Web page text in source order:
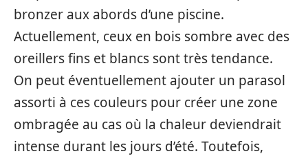
bronzer aux abords d’une piscine.
Actuellement, ceux en bois sombre avec des
oreillers fins et blancs sont très tendance.
On peut éventuellement ajouter un parasol
assorti à ces couleurs pour créer une zone
ombragée au cas où la chaleur deviendrait
intense durant les jours d’été. Toutefois,